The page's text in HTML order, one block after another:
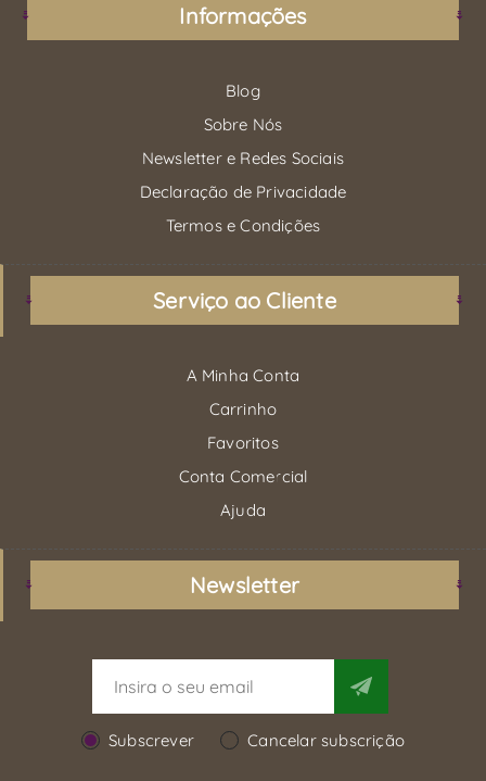
Informações
Blog
Sobre Nós
Newsletter e Redes Sociais
Declaração de Privacidade
Termos e Condições
Serviço ao Cliente
A Minha Conta
Carrinho
Favoritos
Conta Comercial
Ajuda
Newsletter
Subscrever Cancelar subscrição